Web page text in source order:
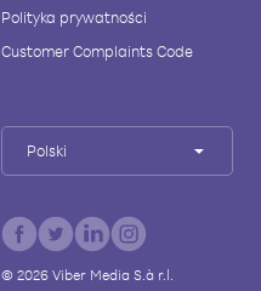
Polityka prywatności
Customer Complaints Code
Polski
© 2026Viber Media S.à r.l.